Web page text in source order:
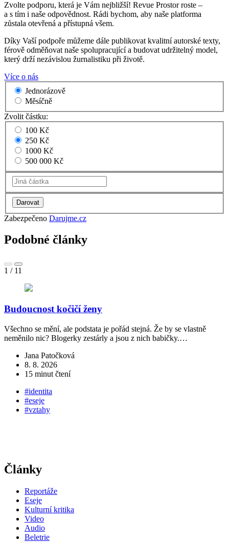
Zvolte podporu, která je Vám nejbližší! Revue Prostor roste –
a s tím i naše odpovědnost. Rádi bychom, aby naše platforma
zůstala otevřená a přístupná všem.
Díky Vaší podpoře můžeme dále publikovat kvalitní autorské texty,
férově odměňovat naše spolupracující a budovat udržitelný model,
který drží nezávislou žurnalistiku při životě.
Více o nás
Jednorázově
Měsíčně
Zvolit částku:
100 Kč
250 Kč
1000 Kč
500 000 Kč
Zabezpečeno Darujme.cz
Podobné články
1 / 11
Budoucnost kočičí ženy
Všechno se mění, ale podstata je pořád stejná. Že by se vlastně
neměnilo nic? Blogerky zestárly a jsou z nich babičky.…
Jana Patočková
8. 8. 2026
15 minut čtení
#identita
#eseje
#vztahy
Články
Reportáže
Eseje
Kulturní kritika
Video
Audio
Beletrie